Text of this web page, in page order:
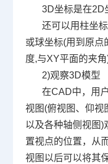
3D坐标是在2D
还可以用柱坐标
或球坐标(用到原点
度,与XY平面的夹角
2)观察3D模型
在CAD中，用
视图 (俯视图、仰视
以及各种轴侧视图 )
置视点的位置，从
视图以后可以将其